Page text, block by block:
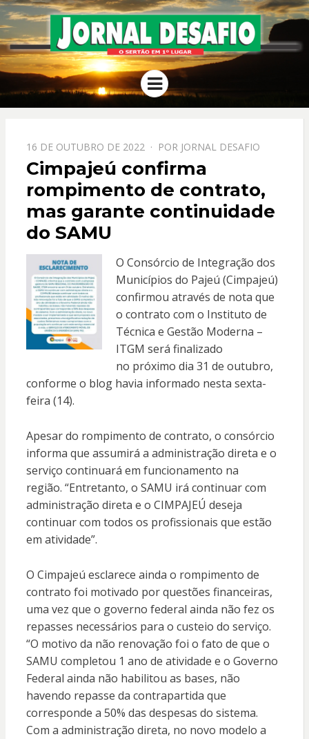
JORNAL
DESAFIO
O Sertão em 1º Lugar
Menu
PPOSTADO
EM
16 DE OUTUBRO DE 2022 POR JORNAL DESAFIO
Cimpajeú confirma
rompimento de contrato,
mas garante continuidade
do SAMU
O Consórcio de Integração dos
Municípios do Pajeú (Cimpajeú)
confirmou através de nota que
o contrato com o Instituto de
Técnica e Gestão Moderna –
ITGM será finalizado
no próximo dia 31 de outubro,
conforme o blog havia informado nesta sexta-
feira (14).
Apesar do rompimento de contrato, o consórcio
informa que assumirá a administração direta e o
serviço continuará em funcionamento na
região. “Entretanto, o SAMU irá continuar com
administração direta e o CIMPAJEÚ deseja
continuar com todos os profissionais que estão
em atividade”.
O Cimpajeú esclarece ainda o rompimento de
contrato foi motivado por questões financeiras,
uma vez que o governo federal ainda não fez os
repasses necessários para o custeio do serviço.
“O motivo da não renovação foi o fato de que o
SAMU completou 1 ano de atividade e o Governo
Federal ainda não habilitou as bases, não
havendo repasse da contrapartida que
corresponde a 50% das despesas do sistema.
Com a administração direta, no novo modelo a